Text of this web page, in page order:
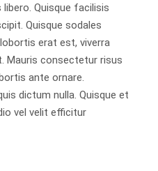
Quisque facilisis
Quisque sodales
erat est, viverra
Mauris consectetur risus
ante ornare.
dictum nulla. Quisque et
vel velit efficitur